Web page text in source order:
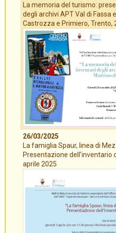
La memoria del turismo:
degli archivi APT Val di Fassa
Castrozza e Primiero, Trento,
26/03/2025
La famiglia Spaur, linea di
Presentazione dell’inventario
aprile 2025